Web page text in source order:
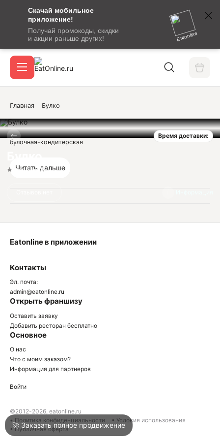
Скачай мобильное
приложение!
Получай промокоды, скидки
и акции раньше других!
Eatonline
сообщение
кодом
подтверждения
Вход / регистрация
Акции
Войти
Написать в техподдержку
Главная Булко
Время доставки:
Нет оценок
булочная-кондитерская
Читать дальше
Контакты
Эл. почта:
admin@eatonline.ru
Открыть франшизу
Оставить заявку
Добавить ресторан бесплатно
Основное
О нас
Что с моим заказом?
Информация для партнеров
Eatonline в приложении
Войти
©2012-2026, eatonline.ru
• Политика конфиденциальности
• Условия использования
• Публичная оферта
🚀 Заказать полное продвижение